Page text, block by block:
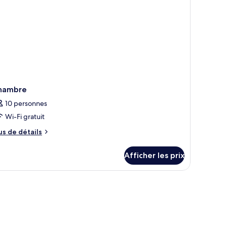
10 personnes
Wi-Fi gratuit
de détails
Afficher les prix